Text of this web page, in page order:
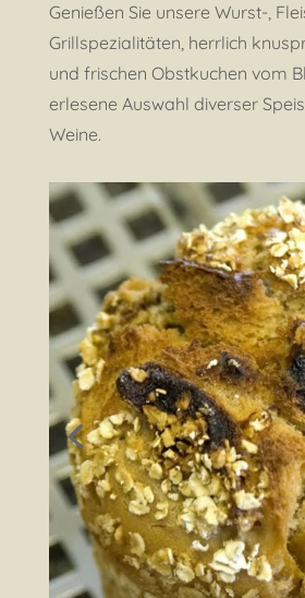
Genießen Sie unsere Wurst-,
Grillspezialitäten, herrlich
und frischen Obstkuchen vom
erlesene Auswahl diverser
Weine.